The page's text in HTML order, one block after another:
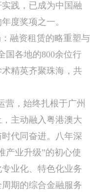
践，已成为中国融
度奖项之一。
融资租赁的略重塑与
国各地的800余位行
精英齐聚珠海，共
营，始终扎根于广州
主动融入粤港澳大
代同奋进。八年深
产业升级”的初心使
业化、特色化业务
期的综合金融服务